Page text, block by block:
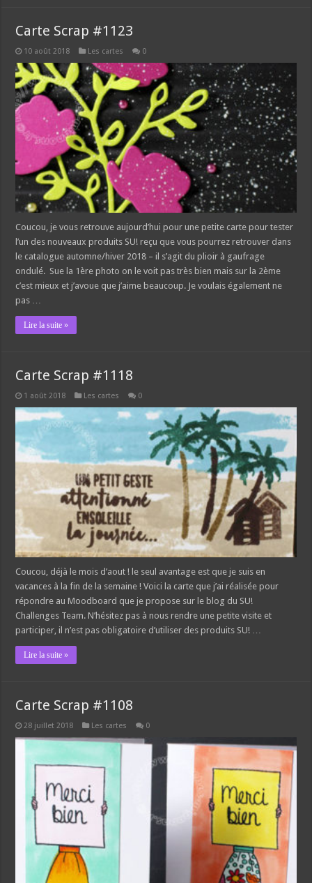
Carte Scrap #1123
10 août 2018 Les cartes 0
Coucou, je vous retrouve aujourd’hui pour une petite carte pour tester
l’un des nouveaux produits SU! reçu que vous pourrez retrouver dans
le catalogue automne/hiver 2018 – il s’agit du plioir à gaufrage
ondulé. Sue la 1ère photo on le voit pas très bien mais sur la 2ème
c’est mieux et j’avoue que j’aime beaucoup. Je voulais également ne
pas …
Lire la suite »
Carte Scrap #1118
1 août 2018 Les cartes 0
Coucou, déjà le mois d’aout ! le seul avantage est que je suis en
vacances à la fin de la semaine ! Voici la carte que j’ai réalisée pour
répondre au Moodboard que je propose sur le blog du SU!
Challenges Team. N’hésitez pas à nous rendre une petite visite et
participer, il n’est pas obligatoire d’utiliser des produits SU! …
Lire la suite »
Carte Scrap #1108
28 juillet 2018 Les cartes 0